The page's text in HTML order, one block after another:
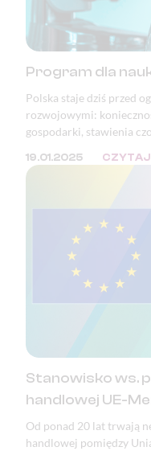
Program dla
Polska staje dziś przed
rozwojowymi:
gospodarki, stawienia
wykorzystaniem
19.01.2025
Stanowisko ws.
handlowej UE-
Od ponad 20 lat trwają
handlowej pomiędzy